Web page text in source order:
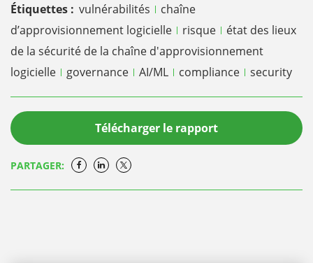
Étiquettes : vulnérabilités
chaîne
d’approvisionnement logicielle
risque
état des lieux
de la sécurité de la chaîne d'approvisionnement
logicielle
governance AI/ML compliance security
Télécharger le rapport
PARTAGER: